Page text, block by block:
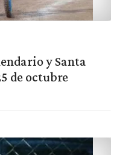
y Santa
de octubre